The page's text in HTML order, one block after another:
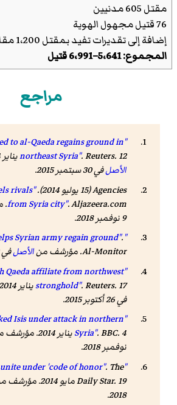
مقتل 605 مدنيين
76 قتيل مجهول الهوية
إضافة إلى تقديرات تفيد بمقتل 1،200 مقاتل و150 مدني
المجموع: 5،641–6،991 قتيل
مراجع
to al-Qaeda regains ground in
northeast Syria". Reuters. 12 يناير 2014. مؤرشف من
الأصلفي 30 سبتمبر 2015
.
Agencies (15 يوليو 2014).
rivals
from Syria city". Aljazeera.com. مؤرشف من
9 نوفمبر 2018
.
"Three-sided war helps Syrian army regain ground"
.
Al-Monitor. مؤرشف منالأصلفي 29 نوفمبر 2018
Qaeda affiliate from northwest
stronghold".Reuters. 17 يناير 2014. مؤرشف من
في 26 أكتوبر 2015
.
Isis under attack in northern
Syria". BBC. 4 يناير 2014. مؤرشف من
نوفمبر 2018
.
"Islamist militias unite under 'code of honor"
. The
Daily Star. 19 مايو 2014. مؤرشف من
2018
.